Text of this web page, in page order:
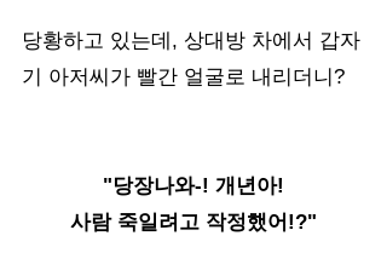
당황하고 있는데, 상대방 차에서 갑자
기 아저씨가 빨간 얼굴로 내리더니?
"당장나와-! 개년아!
사람 죽일려고 작정했어!?"